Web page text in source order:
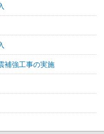
補強工事の実施